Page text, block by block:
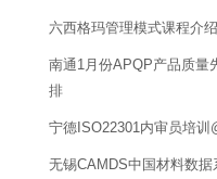
六西格玛管理模式课程介绍
南通1月份APQP产品质量
排
宁德ISO22301内审员培训
无锡CAMDS中国材料数据